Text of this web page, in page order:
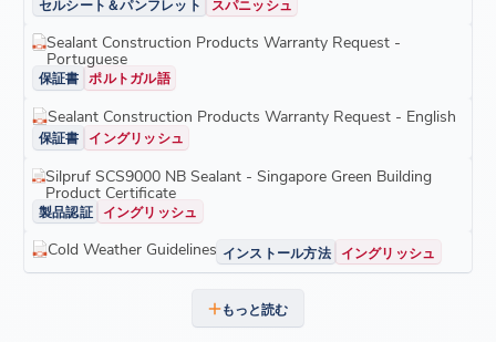
セルシート＆パンフレット スパニッシュ
Sealant Construction Products Warranty Request -
Portuguese
保証書 ポルトガル語
Sealant Construction Products Warranty Request - English
保証書 イングリッシュ
Silpruf SCS9000 NB Sealant - Singapore Green Building
Product Certificate
製品認証 イングリッシュ
Cold Weather Guidelines インストール方法 イングリッシュ
もっと読む